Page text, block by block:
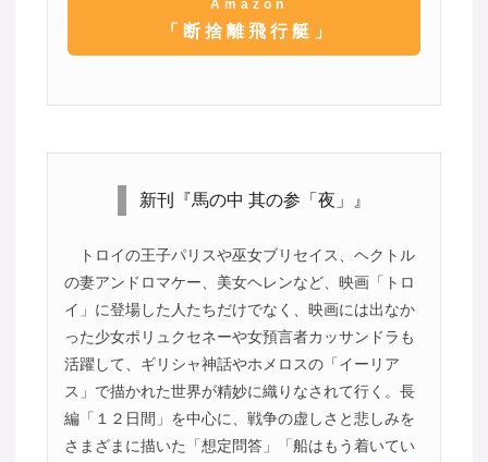
Amazon
「断捨離飛行艇」
新刊『馬の中 其の参「夜」』
トロイの王子パリスや巫女ブリセイス、ヘクトル
の妻アンドロマケー、美女ヘレンなど、映画「トロ
イ」に登場した人たちだけでなく、映画には出なか
った少女ポリュクセネーや女預言者カッサンドラも
活躍して、ギリシャ神話やホメロスの「イーリア
ス」で描かれた世界が精妙に織りなされて行く。長
編「１２日間」を中心に、戦争の虚しさと悲しみを
さまざまに描いた「想定問答」「船はもう着いてい